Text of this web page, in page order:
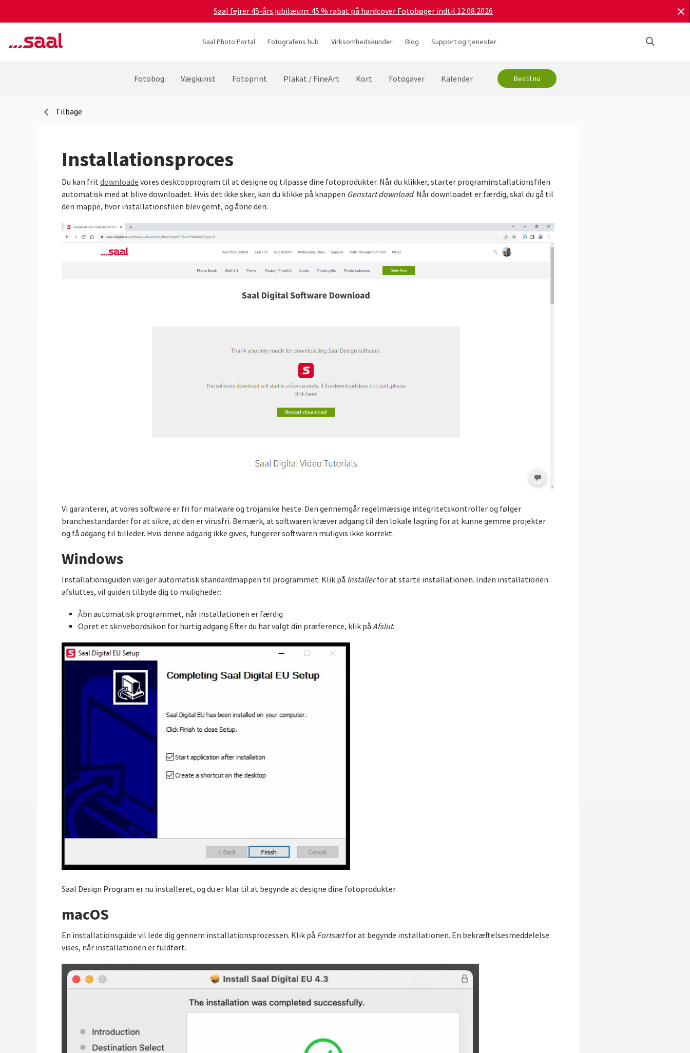
Saal fejrer 45-års jubilæum: 45 % rabat på hardcover Fotobøger indtil 12.08.2026
Saal Photo Portal Fotografens hub Virksomhedskunder Blog Support og tjenester
Fotobog Vægkunst Fotoprint Plakat / FineArt Kort Fotogaver Kalender Bestil nu
Tilbage
Installationsproces
Du kan fritdownloade vores desktopprogram til at designe og tilpasse dine fotoprodukter. Når du klikker, starter programinstallationsfilen
automatisk med at blive downloadet. Hvis det ikke sker, kan du klikke på knappen Genstart download. Når downloadet er færdig, skal du gå til
den mappe, hvor installationsfilen blev gemt, og åbne den.
Vi garanterer, at vores software er fri for malware og trojanske heste. Den gennemgår regelmæssige integritetskontroller og følger
branchestandarder for at sikre, at den er virusfri. Bemærk, at softwaren kræver adgang til den lokale lagring for at kunne gemme projekter
og få adgang til billeder. Hvis denne adgang ikke gives, fungerer softwaren muligvis ikke korrekt.
Windows
Installationsguiden vælger automatisk standardmappen til programmet. Klik på Installerfor at starte installationen. Inden installationen
afsluttes, vil guiden tilbyde dig to muligheder:
Åbn automatisk programmet, når installationen er færdig
Opret et skrivebordsikon for hurtig adgang Efter du har valgt din præference, klik på Afslut.
Saal Design Program er nu installeret, og du er klar til at begynde at designe dine fotoprodukter.
macOS
En installationsguide vil lede dig gennem installationsprocessen. Klik på Fortsætfor at begynde installationen. En bekræftelsesmeddelelse
vises, når installationen er fuldført.